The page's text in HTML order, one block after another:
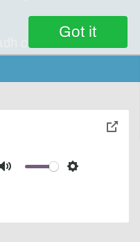
Got it
cheàrnaidh ann
Mute Settings
toggle